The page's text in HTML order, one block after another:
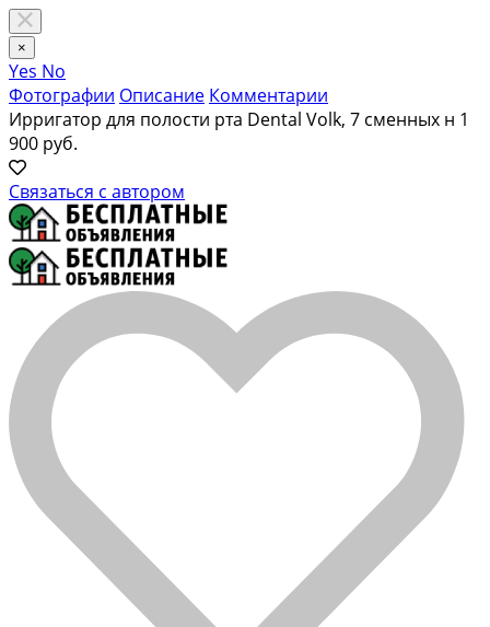
×
Yes No
Фотографии Описание Комментарии
Ирригатор для полости рта Dental Volk, 7 сменных н 1
900 руб.
Связаться с автором